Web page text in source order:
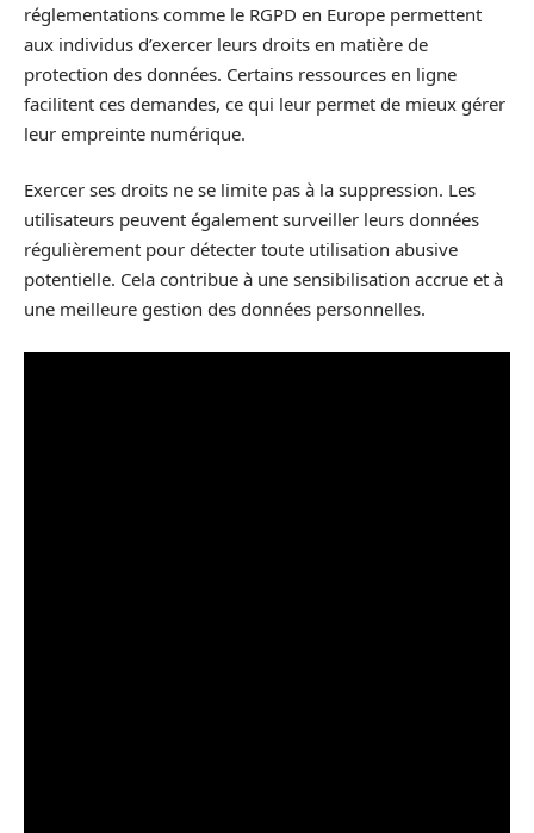
réglementations comme le RGPD en Europe permettent
aux individus d’exercer leurs droits en matière de
protection des données. Certains ressources en ligne
facilitent ces demandes, ce qui leur permet de mieux gérer
leur empreinte numérique.
Exercer ses droits ne se limite pas à la suppression. Les
utilisateurs peuvent également surveiller leurs données
régulièrement pour détecter toute utilisation abusive
potentielle. Cela contribue à une sensibilisation accrue et à
une meilleure gestion des données personnelles.